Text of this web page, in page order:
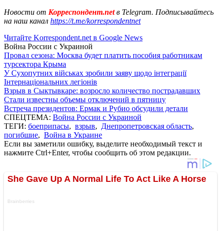
Новости от Корреспондент.netв Telegram. Подписывайтесь
на наш канал https://t.me/korrespondentnet
Читайте Korrespondent.net в Google News
Война России с Украиной
Провал сезона: Москва будет платить пособия работникам
турсектора Крыма
У Сухопутних військах зробили заяву щодо інтеграції
Інтернаціональних легіонів
Взрыв в Сыктывкаре: возросло количество пострадавших
Стали известны объемы отключений в пятницу
Встреча президентов: Ермак и Рубио обсудили детали
СПЕЦТЕМА: Война России с Украиной
ТЕГИ: боеприпасы, взрыв, Днепропетровская область,
погибшие, Война в Украине
Если вы заметили ошибку, выделите необходимый текст и
нажмите Ctrl+Enter, чтобы сообщить об этом редакции.